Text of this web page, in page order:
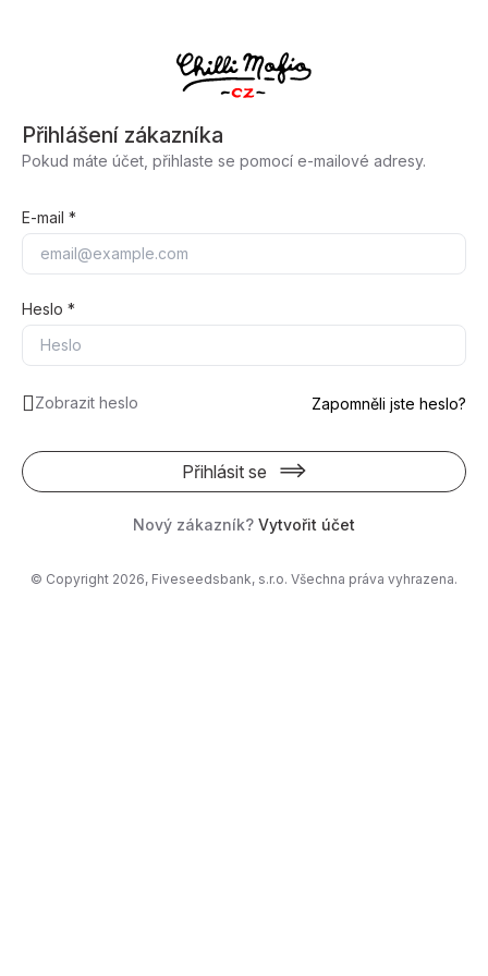
Přihlášení zákazníka
Pokud máte účet, přihlaste se pomocí e-mailové adresy.
E-mail
Heslo
Zobrazit heslo Zapomněli jste heslo?
Přihlásit se
Nový zákazník? Vytvořit účet
© Copyright 2026, Fiveseedsbank, s.r.o. Všechna práva vyhrazena.